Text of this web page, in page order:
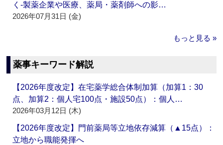
く‐製薬企業や医療、薬局・薬剤師への影…
2026年07月31日 (金)
もっと見る »
薬事キーワード解説
【2026年度改定】在宅薬学総合体制加算（加算1：30
点、加算2：個人宅100点・施設50点）：個人…
2026年03月12日 (木)
【2026年度改定】門前薬局等立地依存減算（▲15点）：
立地から職能発揮へ